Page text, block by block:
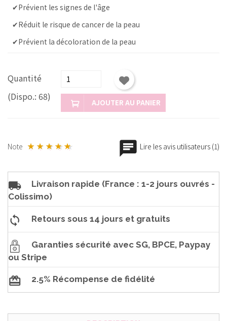
✔Prévient les signes de l'âge
✔Réduit le risque de cancer de la peau
✔Prévient la décoloration de la peau
Quantité
(Dispo.: 68)
AJOUTER AU PANIER
Note Lire les avis utilisateurs (1)
Livraison rapide (France : 1-2 jours ouvrés -
Colissimo)
Retours sous 14 jours et gratuits
Garanties sécurité avec SG, BPCE, Paypay
ou Stripe
2.5% Récompense de fidélité